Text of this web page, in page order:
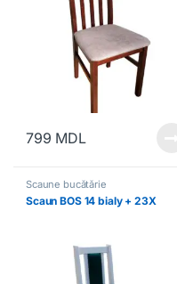
799 MDL
Scaune bucătărie
Scaun BOS 14 bialy + 23X